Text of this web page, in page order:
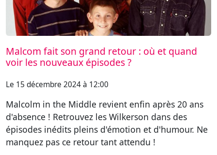
Malcom fait son grand retour : où et quand
voir les nouveaux épisodes ?
Le 15 décembre 2024 à 12:00
Malcolm in the Middle revient enfin après 20 ans
d'absence ! Retrouvez les Wilkerson dans des
épisodes inédits pleins d'émotion et d'humour. Ne
manquez pas ce retour tant attendu !